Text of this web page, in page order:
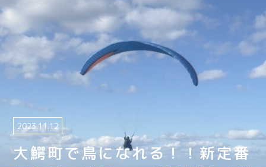
大鰐町で鳥になれる！！新定番
2023.11.12